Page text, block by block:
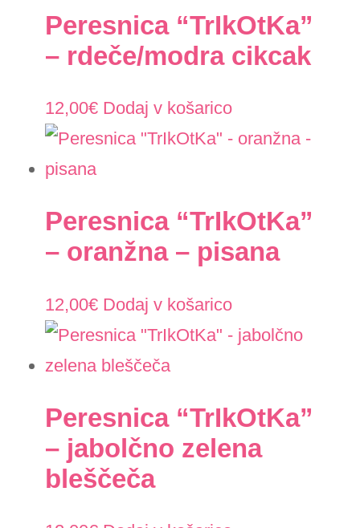
Peresnica “TrIkOtKa”
– rdeče/modra cikcak
12,00€ Dodaj v košarico
Peresnica “TrIkOtKa”
– oranžna – pisana
12,00€ Dodaj v košarico
Peresnica “TrIkOtKa”
– jabolčno zelena
bleščeča